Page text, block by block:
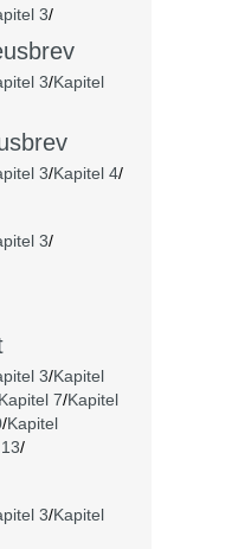
3/
3/Kapitel
3/Kapitel 4/
3/
3/Kapitel
Kapitel 7/Kapitel
/Kapitel
/
3/Kapitel